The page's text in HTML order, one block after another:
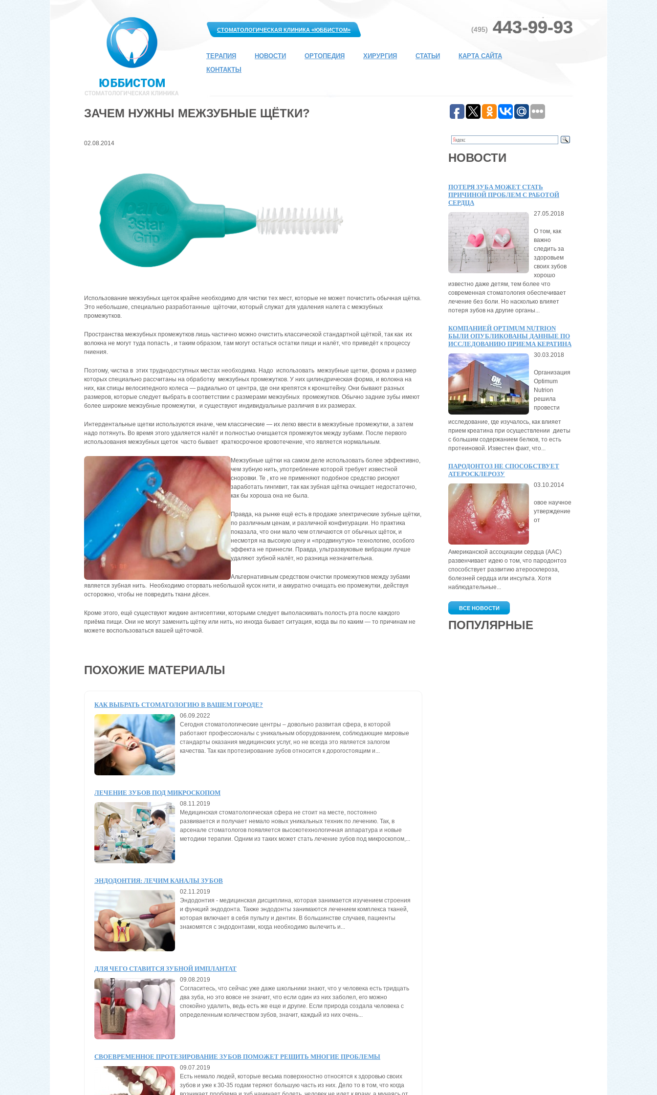
СТОМАТОЛОГИЧЕСКАЯ КЛИНИКА «ЮББИСТОМ» (495) 443-99-93
ТЕРАПИЯ НОВОСТИ ОРТОПЕДИЯ ХИРУРГИЯ СТАТЬИ
КАРТА САЙТА
КОНТАКТЫ
ЗАЧЕМ НУЖНЫ МЕЖЗУБНЫЕ ЩЁТКИ?
02.08.2014
Использование межзубных щеток крайне необходимо для чистки тех мест, которые не может почистить обычная щётка.
Это небольшие, специально разработанные щёточки, который служат для удаления налета с межзубных
промежутков.
Пространства межзубных промежутков лишь частично можно очистить классической стандартной щёткой, так как их
волокна не могут туда попасть , и таким образом, там могут остаться остатки пищи и налёт, что приведёт к процессу
гниения.
Поэтому, чистка в этих труднодоступных местах необходима. Надо использовать межзубные щетки, форма и размер
которых специально рассчитаны на обработку межзубных промежутков. У них цилиндрическая форма, и волокна на
них, как спицы велосипедного колеса — радиально от центра, где они крепятся к кронштейну. Они бывают разных
размеров, которые следует выбрать в соответствии с размерами межзубных промежутков. Обычно задние зубы имеют
более широкие межзубные промежутки, и существуют индивидуальные различия в их размерах.
Интердентальные щетки используются иначе, чем классические — их легко ввести в межзубные промежутки, а затем
надо потянуть. Во время этого удаляется налёт и полностью очищается промежуток между зубами. После первого
использования межзубных щеток часто бывает краткосрочное кровотечение, что является нормальным.
Межзубные щётки на самом деле использовать более эффективно,
чем зубную нить, употребление которой требует известной
сноровки. Те , кто не применяют подобное средство рискуют
заработать гингивит, так как зубная щётка очищает недостаточно,
как бы хороша она не была.
Правда, на рынке ещё есть в продаже электрические зубные щётки,
по различным ценам, и различной конфигурации. Но практика
показала, что они мало чем отличаются от обычных щёток, и
несмотря на высокую цену и «продвинутую» технологию, особого
эффекта не принесли. Правда, ультразвуковые вибрации лучше
удаляют зубной налёт, но разница незначительна.
Альтернативным средством очистки промежутков между зубами
является зубная нить. Необходимо оторвать небольшой кусок нити, и аккуратно очищать ею промежутки, действуя
осторожно, чтобы не повредить ткани дёсен.
Кроме этого, ещё существуют жидкие антисептики, которыми следует выполаскивать полость рта после каждого
приёма пищи. Они не могут заменить щётку или нить, но иногда бывает ситуация, когда вы по каким — то причинам не
можете воспользоваться вашей щёточкой.
ПОХОЖИЕ МАТЕРИАЛЫ
КАК ВЫБРАТЬ СТОМАТОЛОГИЮ В ВАШЕМ ГОРОДЕ?
06.09.2022
Сегодня стоматологические центры – довольно развитая сфера, в которой
работают профессионалы с уникальным оборудованием, соблюдающие мировые
стандарты оказания медицинских услуг, но не всегда это является залогом
качества. Так как протезирование зубов относится к дорогостоящим и...
ЛЕЧЕНИЕ ЗУБОВ ПОД МИКРОСКОПОМ
08.11.2019
Медицинская стоматологическая сфера не стоит на месте, постоянно
развивается и получает немало новых уникальных техник по лечению. Так, в
арсенале стоматологов появляется высокотехнологичная аппаратура и новые
методики терапии. Одним из таких может стать лечение зубов под микроскопом,...
ЭНДОДОНТИЯ: ЛЕЧИМ КАНАЛЫ ЗУБОВ
02.11.2019
Эндодонтия - медицинская дисциплина, которая занимается изучением строения
и функций эндодонта. Также эндодонты занимаются лечением комплекса тканей,
которая включает в себя пульпу и дентин. В большинстве случаев, пациенты
знакомятся с эндодонтами, когда необходимо вылечить и...
ДЛЯ ЧЕГО СТАВИТСЯ ЗУБНОЙ ИМПЛАНТАТ
09.08.2019
Согласитесь, что сейчас уже даже школьники знают, что у человека есть тридцать
два зуба, но это вовсе не значит, что если один из них заболел, его можно
спокойно удалить, ведь есть же еще и другие. Если природа создала человека с
определенным количеством зубов, значит, каждый из них очень...
СВОЕВРЕМЕННОЕ ПРОТЕЗИРОВАНИЕ ЗУБОВ ПОМОЖЕТ РЕШИТЬ МНОГИЕ ПРОБЛЕМЫ
09.07.2019
Есть немало людей, которые весьма поверхностно относятся к здоровью своих
зубов и уже к 30-35 годам теряют большую часть из них. Дело то в том, что когда
НОВОСТИ
ПОТЕРЯ ЗУБА МОЖЕТ СТАТЬ
ПРИЧИНОЙ ПРОБЛЕМ С РАБОТОЙ
СЕРДЦА
27.05.2018
О том, как
важно
следить за
здоровьем
своих зубов
хорошо
известно даже детям, тем более что
современная стоматология обеспечивает
лечение без боли. Но насколько влияет
потеря зубов на другие органы...
КОМПАНИЕЙ OPTIMUM NUTRION
БЫЛИ ОПУБЛИКОВАНЫ ДАННЫЕ ПО
ИССЛЕДОВАНИЮ ПРИЕМА КЕРАТИНА
30.03.2018
Организация
Optimum
Nutrion
решила
провести
исследование, где изучалось, как влияет
прием креатина при осуществлении диеты
с большим содержанием белков, то есть
протеиновой. Известен факт, что...
ПАРОДОНТОЗ НЕ СПОСОБСТВУЕТ
АТЕРОСКЛЕРОЗУ
03.10.2014
овое научное
утверждение
от
Американской ассоциации сердца (AAС)
развенчивает идею о том, что пародонтоз
способствует развитию атеросклероза,
болезней сердца или инсульта. Хотя
наблюдательные...
ВСЕ НОВОСТИ
ПОПУЛЯРНЫЕ